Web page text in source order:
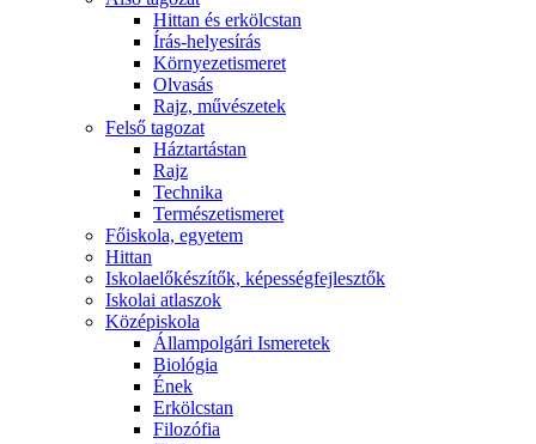
Hittan és erkölcstan
Írás-helyesírás
Környezetismeret
Olvasás
Rajz, művészetek
Felső tagozat
Háztartástan
Rajz
Technika
Természetismeret
Főiskola, egyetem
Hittan
Iskolaelőkészítők, képességfejlesztők
Iskolai atlaszok
Középiskola
Állampolgári Ismeretek
Biológia
Ének
Erkölcstan
Filozófia